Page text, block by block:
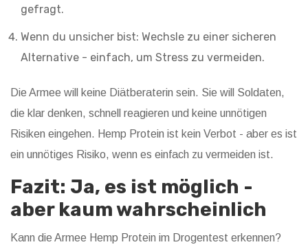
gefragt.
Wenn du unsicher bist: Wechsle zu einer sicheren
Alternative - einfach, um Stress zu vermeiden.
Die Armee will keine Diätberaterin sein. Sie will Soldaten,
die klar denken, schnell reagieren und keine unnötigen
Risiken eingehen. Hemp Protein ist kein Verbot - aber es ist
ein unnötiges Risiko, wenn es einfach zu vermeiden ist.
Fazit: Ja, es ist möglich -
aber kaum wahrscheinlich
Kann die Armee Hemp Protein im Drogentest erkennen?